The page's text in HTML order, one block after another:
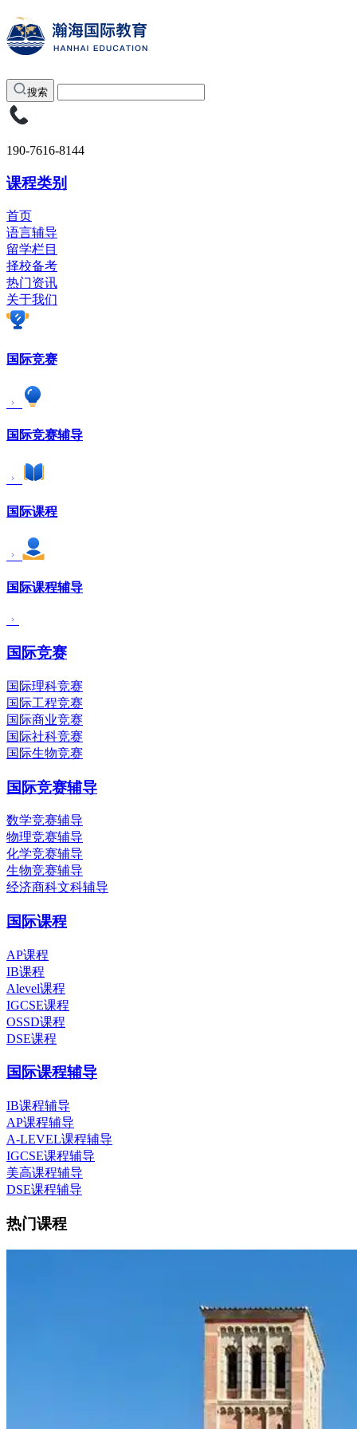
搜索
190-7616-8144
课程类别
首页
语言辅导
留学栏目
择校备考
热门资讯
关于我们
国际竞赛
国际竞赛辅导
国际课程
国际课程辅导
国际竞赛
国际理科竞赛
国际工程竞赛
国际商业竞赛
国际社科竞赛
国际生物竞赛
国际竞赛辅导
数学竞赛辅导
物理竞赛辅导
化学竞赛辅导
生物竞赛辅导
经济商科文科辅导
国际课程
AP课程
IB课程
Alevel课程
IGCSE课程
OSSD课程
DSE课程
国际课程辅导
IB课程辅导
AP课程辅导
A-LEVEL课程辅导
IGCSE课程辅导
美高课程辅导
DSE课程辅导
热门课程